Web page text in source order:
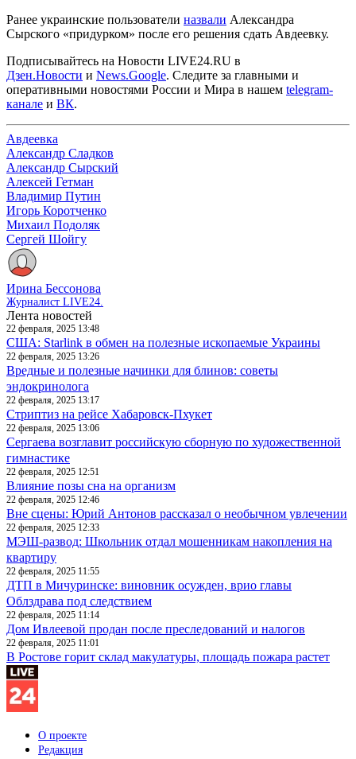
Ранее украинские пользователи назвали Александра
Сырского «придурком» после его решения сдать Авдеевку.
Подписывайтесь на Новости LIVE24.RU в
Дзен.Новости и News.Google. Следите за главными и
оперативными новостями России и Мира в нашем telegram-
канале и ВК.
Авдеевка
Александр Сладков
Александр Сырский
Алексей Гетман
Владимир Путин
Игорь Коротченко
Михаил Подоляк
Сергей Шойгу
Ирина Бессонова
Журналист LIVE24.
Лента новостей
22 февраля, 2025 13:48
США: Starlink в обмен на полезные ископаемые Украины
22 февраля, 2025 13:26
Вредные и полезные начинки для блинов: советы
эндокринолога
22 февраля, 2025 13:17
Стриптиз на рейсе Хабаровск-Пхукет
22 февраля, 2025 13:06
Сергаева возглавит российскую сборную по художественной
гимнастике
22 февраля, 2025 12:51
Влияние позы сна на организм
22 февраля, 2025 12:46
Вне сцены: Юрий Антонов рассказал о необычном увлечении
22 февраля, 2025 12:33
МЭШ-развод: Школьник отдал мошенникам накопления на
квартиру
22 февраля, 2025 11:55
ДТП в Мичуринске: виновник осужден, врио главы
Облздрава под следствием
22 февраля, 2025 11:14
Дом Ивлеевой продан после преследований и налогов
22 февраля, 2025 11:01
В Ростове горит склад макулатуры, площадь пожара растет
О проекте
Редакция